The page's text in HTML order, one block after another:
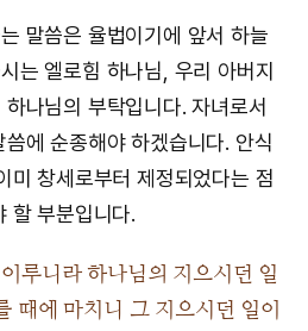
말씀은 율법이기에 앞서 하늘
는 엘로힘 하나님, 우리 아버지
나님의 부탁입니다. 자녀로서
에 순종해야 하겠습니다. 안식
미 창세로부터 제정되었다는 점
할 부분입니다.
루니라 하나님의 지으시던 일
때에 마치니 그 지으시던 일이